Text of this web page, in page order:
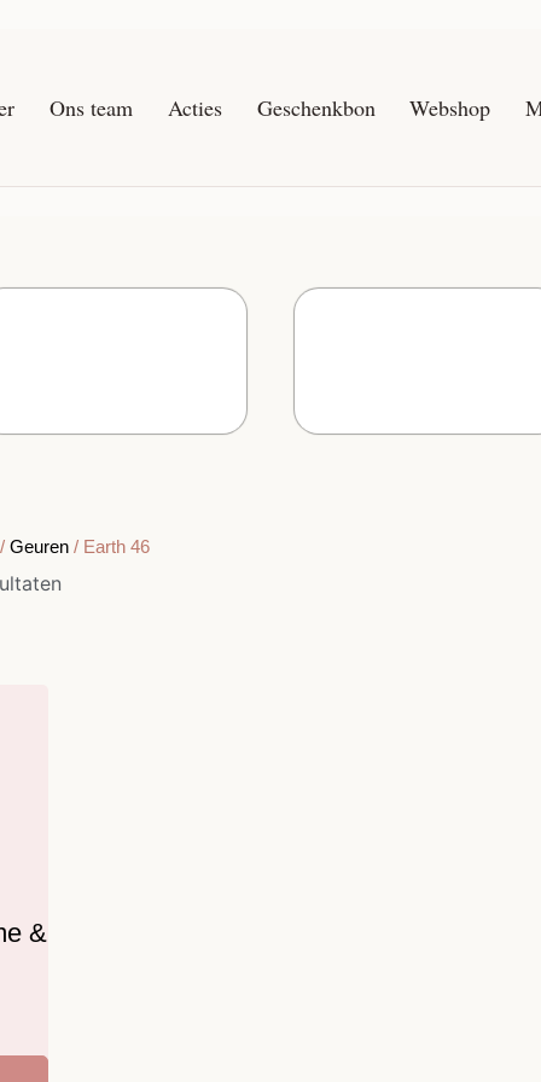
Ons team Acties Geschenkbon Webshop
Geuren/ Earth 46
&